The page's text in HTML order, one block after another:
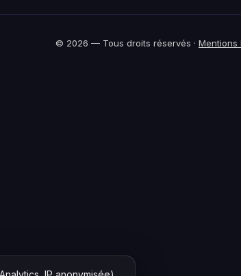
© 2026 — Tous droits réservés · Mentions